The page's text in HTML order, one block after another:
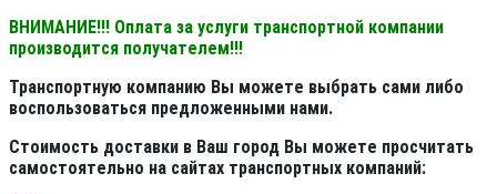
ВНИМАНИЕ!!! Оплата за услуги транспортной компании
производится получателем!!!
Транспортную компанию Вы можете выбрать сами либо
воспользоваться предложенными нами.
Стоимость доставки в Ваш город Вы можете просчитать
самостоятельно на сайтах транспортных компаний: